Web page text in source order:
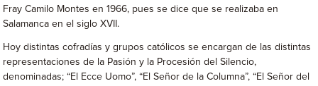
Fray Camilo Montes en 1966, pues se dice que se realizaba en
Salamanca en el siglo XVII.
Hoy distintas cofradías y grupos católicos se encargan de las distintas
representaciones de la Pasión y la Procesión del Silencio,
denominadas; “El Ecce Uomo”, “El Señor de la Columna”, “El Señor del